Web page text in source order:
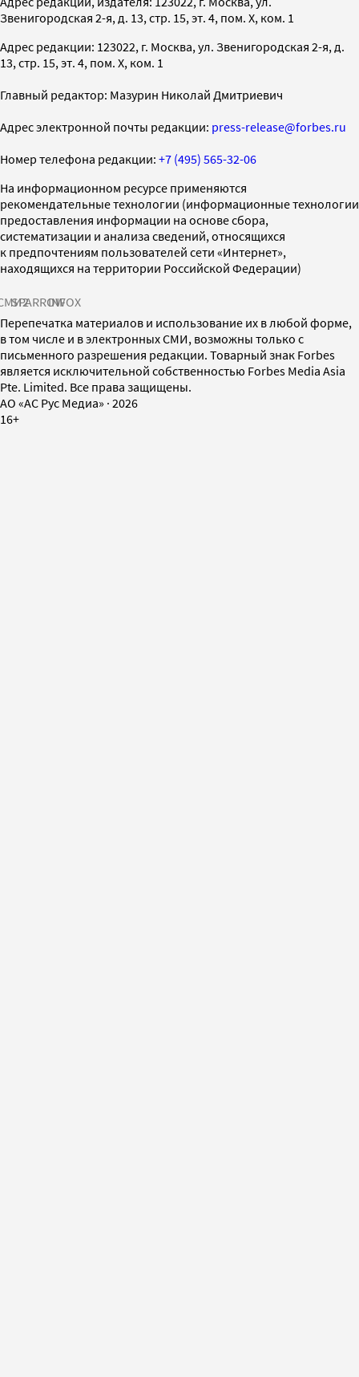
Звенигородская 2-я, д. 13, стр. 15, эт. 4, пом. X, ком. 1
Адрес редакции: 123022, г. Москва, ул. Звенигородская 2-я, д.
13, стр. 15, эт. 4, пом. X, ком. 1
Главный редактор: Мазурин Николай Дмитриевич
Адрес электронной почты редакции: press-release@forbes.ru
Номер телефона редакции: +7 (495) 565-32-06
На информационном ресурсе применяются
рекомендательные технологии (информационные технологии
предоставления информации на основе сбора,
систематизации и анализа сведений, относящихся
к предпочтениям пользователей сети «Интернет»,
находящихся на территории Российской Федерации)
SPARROWINFOX
Перепечатка материалов и использование их в любой форме,
в том числе и в электронных СМИ, возможны только с
письменного разрешения редакции. Товарный знак Forbes
является исключительной собственностью Forbes Media Asia
Pte. Limited. Все права защищены.
AO «АС Рус Медиа» · 2026
16+